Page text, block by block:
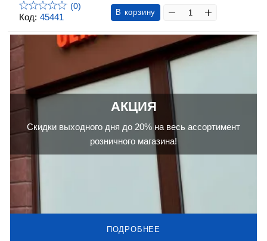
Код: 45441
(0)
В корзину
АКЦИЯ
Скидки выходного дня до 20% на весь ассортимент
розничного магазина!
ПОДРОБНЕЕ